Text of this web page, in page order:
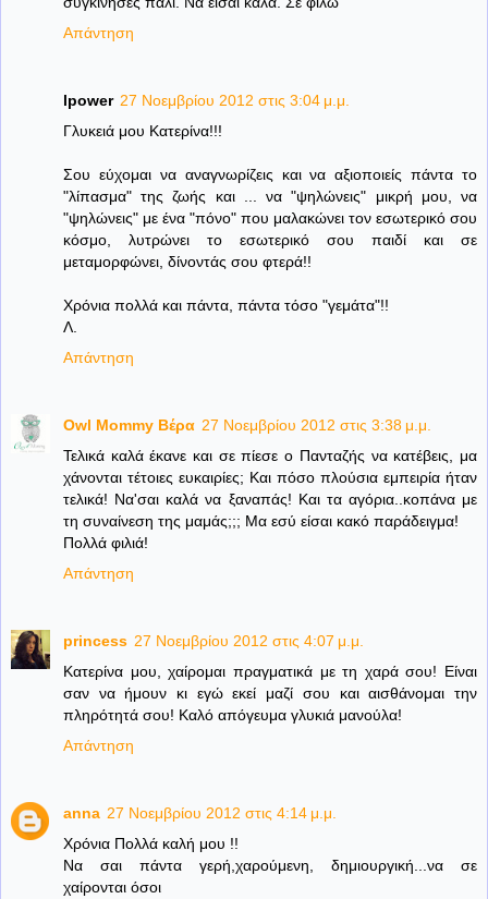
Απάντηση
lpower 27 Νοεμβρίου 2012 στις 3:04 μ.μ.
Γλυκειά μου Κατερίνα!!!
Σου εύχομαι να αναγνωρίζεις και να αξιοποιείς πάντα το
"λίπασμα" της ζωής και ... να "ψηλώνεις" μικρή μου, να
"ψηλώνεις" με ένα "πόνο" που μαλακώνει τον εσωτερικό σου
κόσμο, λυτρώνει το εσωτερικό σου παιδί και σε
μεταμορφώνει, δίνοντάς σου φτερά!!
Χρόνια πολλά και πάντα, πάντα τόσο "γεμάτα"!!
Λ.
Απάντηση
Owl Mommy Βέρα 27 Νοεμβρίου 2012 στις 3:38 μ.μ.
Τελικά καλά έκανε και σε πίεσε ο Πανταζής να κατέβεις, μα
χάνονται τέτοιες ευκαιρίες; Και πόσο πλούσια εμπειρία ήταν
τελικά! Να'σαι καλά να ξαναπάς! Και τα αγόρια..κοπάνα με
τη συναίνεση της μαμάς;;; Μα εσύ είσαι κακό παράδειγμα!
Πολλά φιλιά!
Απάντηση
princess 27 Νοεμβρίου 2012 στις 4:07 μ.μ.
Κατερίνα μου, χαίρομαι πραγματικά με τη χαρά σου! Είναι
σαν να ήμουν κι εγώ εκεί μαζί σου και αισθάνομαι την
πληρότητά σου! Καλό απόγευμα γλυκιά μανούλα!
Απάντηση
anna 27 Νοεμβρίου 2012 στις 4:14 μ.μ.
Χρόνια Πολλά καλή μου !!
Να σαι πάντα γερή,χαρούμενη, δημιουργική...να σε
χαίρονται όσοι